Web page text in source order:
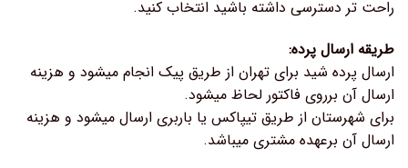
راحت تر دسترسی داشته باشید انتخاب کنید.
طریقه ارسال پرده:
ارسال پرده شید برای تهران از طریق پیک انجام میشود و هزینه
ارسال آن برروی فاکتور لحاظ میشود.
برای شهرستان از طریق تیپاکس یا باربری ارسال میشود و هزینه
ارسال آن برعهده مشتری میباشد.